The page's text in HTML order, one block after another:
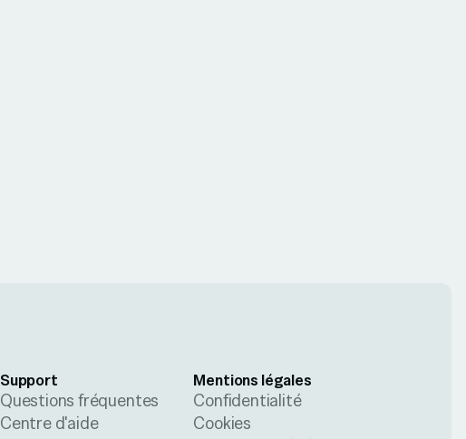
Support
Questions fréquentes
Centre d'aide
Mentions légales
Confidentialité
Cookies